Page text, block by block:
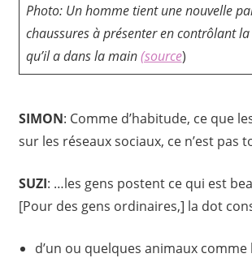
Photo: Un homme tient une nouvelle
chaussures à présenter en contrôlant
qu’il a dans la main(source)
SIMON: Comme d’habitude, ce que
sur les réseaux sociaux, ce n’est pas
SUZI: …les gens postent ce qui est
[Pour des gens ordinaires,] la dot
d’un ou quelques animaux comme